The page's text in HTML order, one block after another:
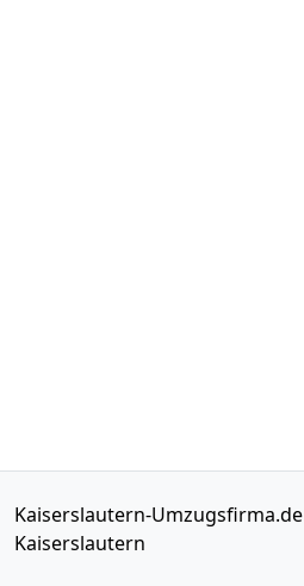
Kaiserslautern-Umzugsfirma.de
Kaiserslautern